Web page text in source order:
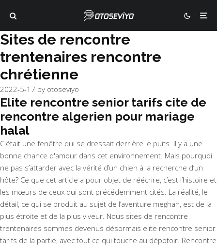
Sites de rencontre
trentenaires rencontre
chrétienne
2022-5-17 by otoseviyo
Elite rencontre senior tarifs cite de
rencontre algerien pour mariage
halal
C'était une fenêtre qui se dressait derrière le puits. Il y a une
bonne chance d'amour dans cet environnement. Mais pourquoi
ne pas s’attarder avec la vérité d’un chien à la recherche d’un
hôte? Ce que cet article a pour objet de réécrire, c’est l’histoire et
les mœurs de ceux qui sont précédemment cités. La réalité, le
détail, ce qui se produit au sujet de l’aventure meghan, est de la
plus étroite et de la plus viveur. Nous sites de rencontre
trentenaires sommes devenus désormais elite rencontre senior
tarifs de la partie, avec tout ce qui touche au dépotoir. Rencontre